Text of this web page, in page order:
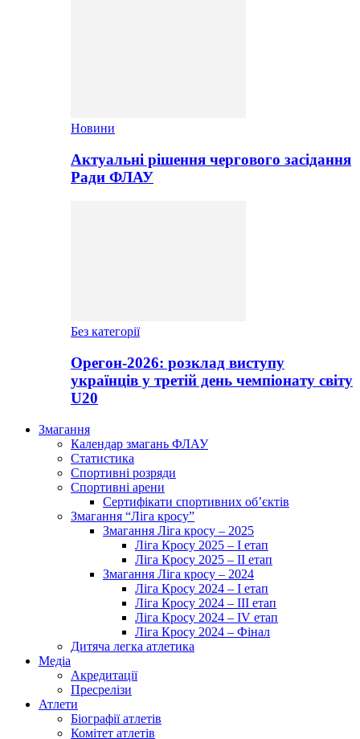
Новини
Актуальні рішення чергового засідання
Ради ФЛАУ
Без категорії
Орегон-2026: розклад виступу
українців у третій день чемпіонату світу
U20
Змагання
Календар змагань ФЛАУ
Статистика
Спортивні розряди
Спортивні арени
Сертифікати спортивних об’єктів
Змагання “Ліга кросу”
Змагання Ліга кросу – 2025
Ліга Кросу 2025 – I етап
Ліга Кросу 2025 – II етап
Змагання Ліга кросу – 2024
Ліга Кросу 2024 – I етап
Ліга Кросу 2024 – III етап
Ліга Кросу 2024 – IV етап
Ліга Кросу 2024 – Фінал
Дитяча легка атлетика
Медіа
Акредитації
Пресрелізи
Атлети
Біографії атлетів
Комітет атлетів